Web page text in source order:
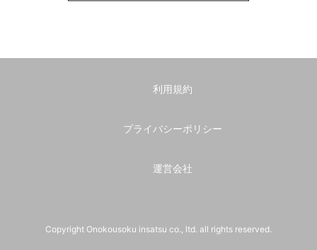
利用規約
プライバシーポリシー
運営会社
Copyright Onokousoku insatsu co., ltd. all rights reserved.